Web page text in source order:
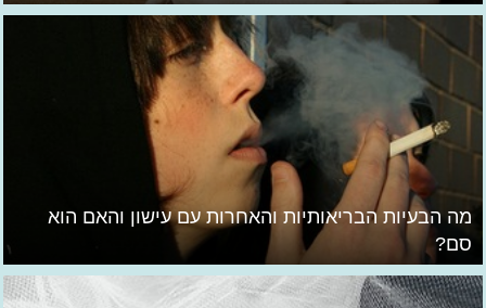
מה הבעיות הבריאותיות והאחרות עם עישון והאם הוא
סם?